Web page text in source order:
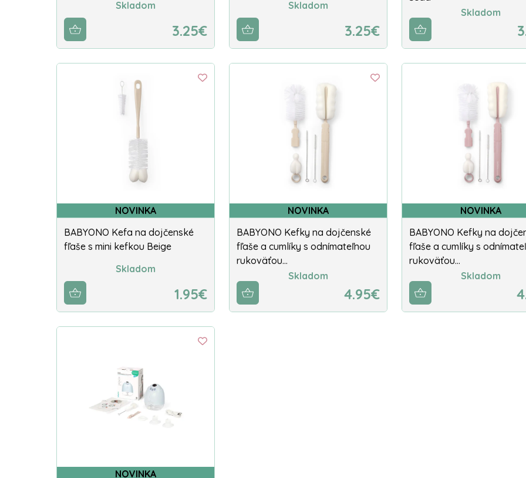
Skladom
3.25€
Skladom
3.25€
Skladom
NOVINKA
BABYONO Kefa na dojčenské
fľaše s mini kefkou Beige
Skladom
1.95€
NOVINKA
BABYONO Kefky na dojčenské
fľaše a cumlíky s odnímateľnou
rukoväťou…
Skladom
4.95€
NOVINKA
BABYONO Kefky na
fľaše a cumlíky s
rukoväťou…
Skladom
NOVINKA